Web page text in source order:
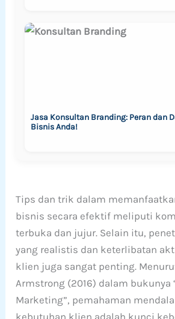
Jasa Konsultan Branding: Peran dan
Bisnis Anda!
Tips dan trik dalam
bisnis secara efektif meliputi
terbuka dan jujur. Selain itu,
yang realistis dan keterlibatan
klien juga sangat penting.
Armstrong (2016) dalam bukunya
Marketing”, pemahaman
kebutuhan klien adalah kunci